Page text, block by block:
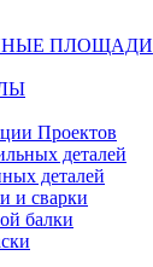
ПЛОЩАДИ
Проектов
деталей
деталей
и сварки
балки